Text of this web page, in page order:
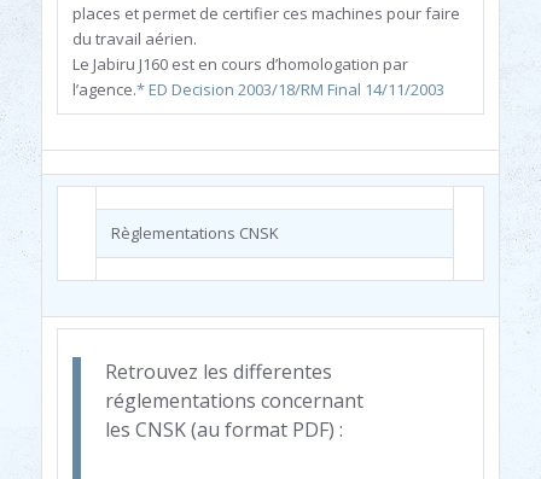
places et permet de certifier ces machines pour faire
du travail aérien.
Le Jabiru J160 est en cours d’homologation par
l’agence.* ED Decision 2003/18/RM Final 14/11/2003
Règlementations CNSK
Retrouvez les differentes
réglementations concernant
les CNSK (au format PDF) :